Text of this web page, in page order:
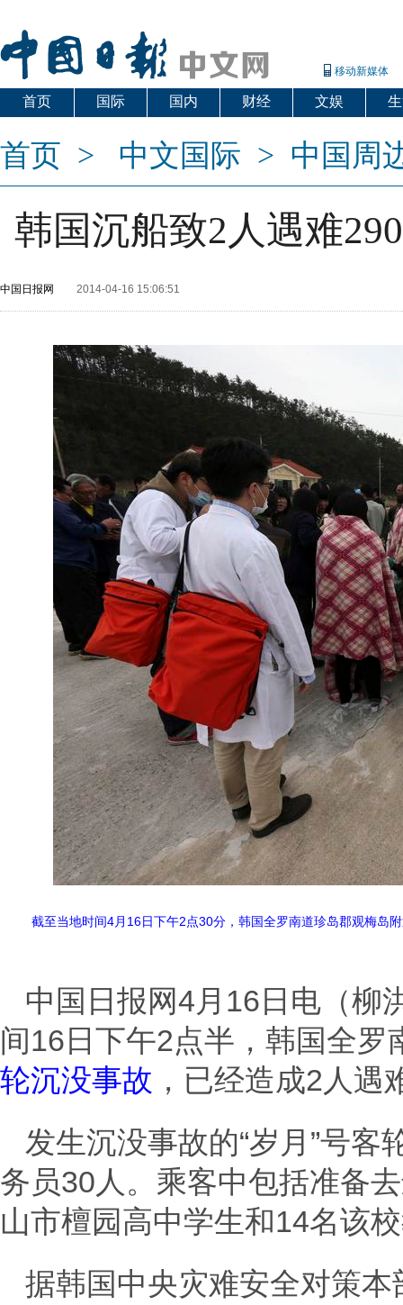
移动新媒体
首页 国际 国内 财经 文娱
首页 > 中文国际 > 中国周
韩国沉船致2人遇难
中国日报网 2014-04-16 15:06:51
截至当地时间4月16日下午2点30分，韩国全罗南道珍岛郡观梅岛
中国日报网4月16日电（柳
间16日下午2点半，韩国全
轮沉没事故 ，已经造成2人
发生沉没事故的“岁月”号
务员30人。乘客中包括准备
山市檀园高中学生和14名该
据韩国中央灾难安全对策